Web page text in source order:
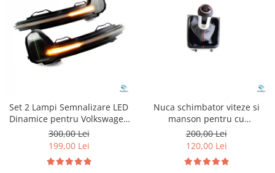
Set 2 Lampi Semnalizare LED
Dinamice pentru Volkswagen
Tiguan MK2
300,00 Lei
199,00 Lei
Nuca schimbator viteze si
manson pentru cu
Volkswagen Golf 7
200,00 Lei
120,00 Lei